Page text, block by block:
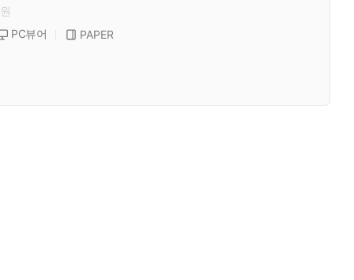
PC뷰어
PAPER